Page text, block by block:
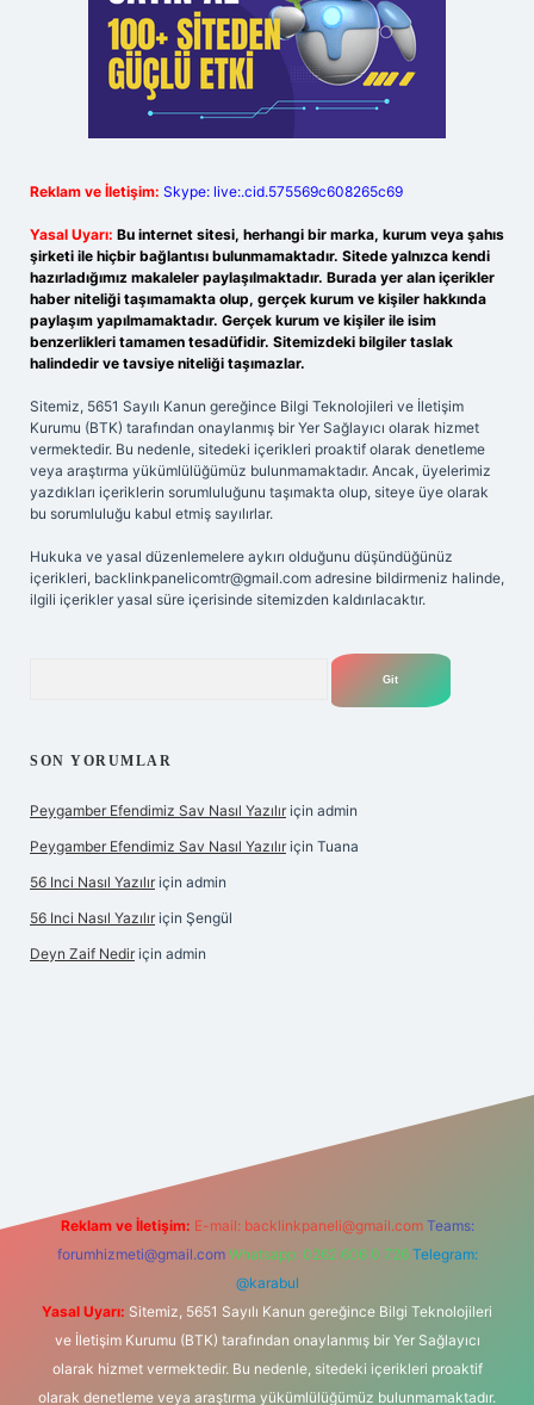
Reklam ve İletişim: Skype: live:.cid.575569c608265c69
Yasal Uyarı: Bu internet sitesi, herhangi bir marka, kurum veya şahıs
şirketi ile hiçbir bağlantısı bulunmamaktadır. Sitede yalnızca kendi
hazırladığımız makaleler paylaşılmaktadır. Burada yer alan içerikler
haber niteliği taşımamakta olup, gerçek kurum ve kişiler hakkında
paylaşım yapılmamaktadır. Gerçek kurum ve kişiler ile isim
benzerlikleri tamamen tesadüfidir. Sitemizdeki bilgiler taslak
halindedir ve tavsiye niteliği taşımazlar.
Sitemiz, 5651 Sayılı Kanun gereğince Bilgi Teknolojileri ve İletişim
Kurumu (BTK) tarafından onaylanmış bir Yer Sağlayıcı olarak hizmet
vermektedir. Bu nedenle, sitedeki içerikleri proaktif olarak denetleme
veya araştırma yükümlülüğümüz bulunmamaktadır. Ancak, üyelerimiz
yazdıkları içeriklerin sorumluluğunu taşımakta olup, siteye üye olarak
bu sorumluluğu kabul etmiş sayılırlar.
Hukuka ve yasal düzenlemelere aykırı olduğunu düşündüğünüz
içerikleri, backlinkpanelicomtr@gmail.com adresine bildirmeniz halinde,
ilgili içerikler yasal süre içerisinde sitemizden kaldırılacaktır.
SON YORUMLAR
Peygamber Efendimiz Sav Nasıl Yazılır için admin
Peygamber Efendimiz Sav Nasıl Yazılır için Tuana
56 Inci Nasıl Yazılır için admin
56 Inci Nasıl Yazılır için Şengül
Deyn Zaif Nedir için admin
Reklam ve İletişim: E-mail: backlinkpaneli@gmail.com Teams:
forumhizmeti@gmail.com Whatsapp: 0262 606 0 726 Telegram:
@karabul
Yasal Uyarı: Sitemiz, 5651 Sayılı Kanun gereğince Bilgi Teknolojileri
ve İletişim Kurumu (BTK) tarafından onaylanmış bir Yer Sağlayıcı
olarak hizmet vermektedir. Bu nedenle, sitedeki içerikleri proaktif
olarak denetleme veya araştırma yükümlülüğümüz bulunmamaktadır.